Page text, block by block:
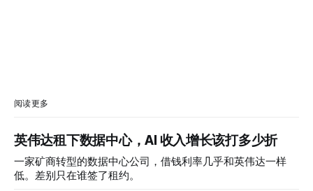
阅读更多
英伟达租下数据中心，AI 收入增长该打多少折
一家矿商转型的数据中心公司，借钱利率几乎和英伟达一样
低。差别只在谁签了租约。